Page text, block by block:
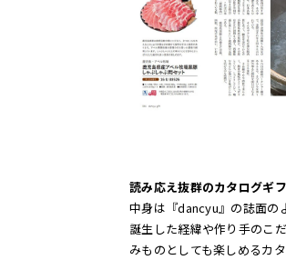
読み応え抜群のカタログギ
中身は『dancyu』の誌面の
誕生した経緯や作り手のこ
みものとしても楽しめるカタ